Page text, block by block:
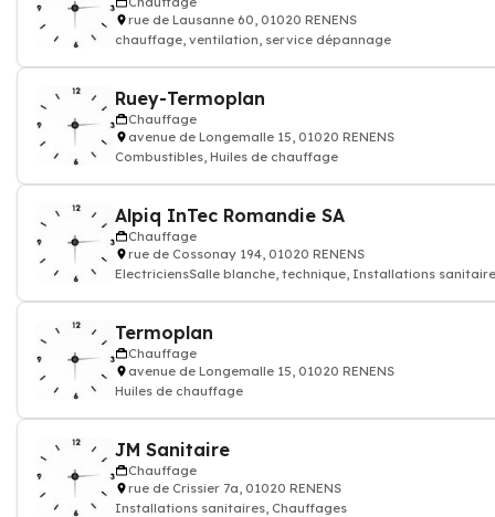
rue de Lausanne 60, 01020 RENENS
chauffage, ventilation, service dépannage
Ruey-Termoplan
Chauffage
avenue de Longemalle 15, 01020 RENENS
Combustibles, Huiles de chauffage
Alpiq InTec Romandie SA
Chauffage
rue de Cossonay 194, 01020 RENENS
ElectriciensSalle blanche, technique, Installations
Termoplan
Chauffage
avenue de Longemalle 15, 01020 RENENS
Huiles de chauffage
JM Sanitaire
Chauffage
rue de Crissier 7a, 01020 RENENS
Installations sanitaires, Chauffages